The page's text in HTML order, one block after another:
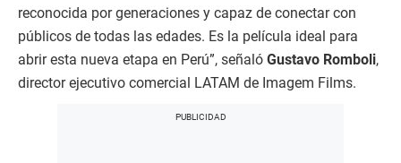
reconocida por generaciones y capaz de conectar con
públicos de todas las edades. Es la película ideal para
abrir esta nueva etapa en Perú”, señaló Gustavo Romboli,
director ejecutivo comercial LATAM de Imagem Films.